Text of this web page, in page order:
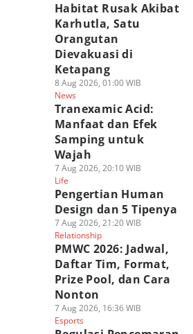
Habitat Rusak Akibat
Karhutla, Satu
Orangutan
Dievakuasi di
Ketapang
8 Aug 2026, 01:00 WIB
News
Tranexamic Acid:
Manfaat dan Efek
Samping untuk
Wajah
7 Aug 2026, 20:10 WIB
Life
Pengertian Human
Design dan 5 Tipenya
7 Aug 2026, 21:20 WIB
Relationship
PMWC 2026: Jadwal,
Daftar Tim, Format,
Prize Pool, dan Cara
Nonton
7 Aug 2026, 16:36 WIB
Esports